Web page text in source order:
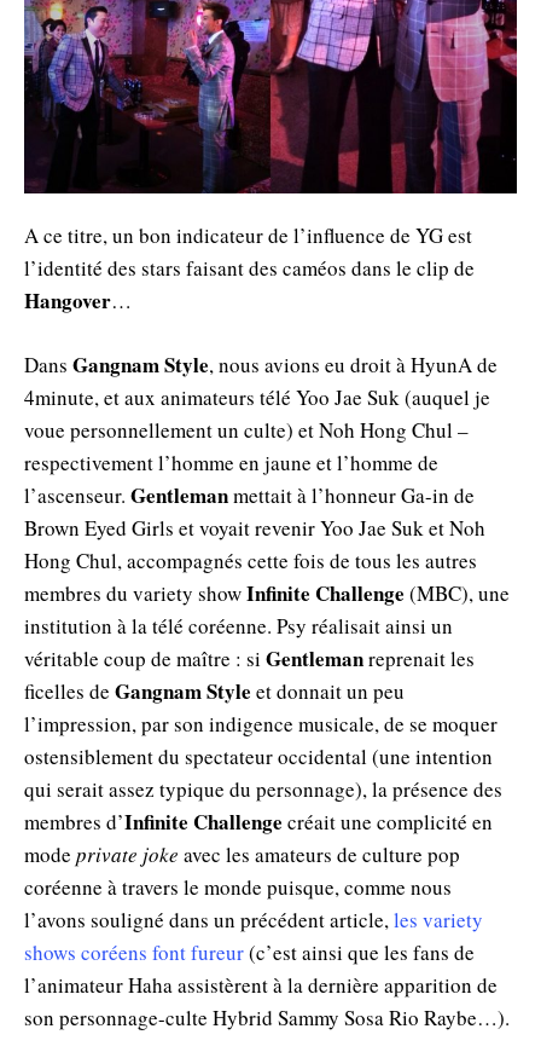
A ce titre, un bon indicateur de l’influence de YG est
l’identité des stars faisant des caméos dans le clip de
Hangover…
Dans Gangnam Style, nous avions eu droit à HyunA de
4minute, et aux animateurs télé Yoo Jae Suk (auquel je
voue personnellement un culte) et Noh Hong Chul –
respectivement l’homme en jaune et l’homme de
l’ascenseur. Gentlemanmettait à l’honneur Ga-in de
Brown Eyed Girls et voyait revenir Yoo Jae Suk et Noh
Hong Chul, accompagnés cette fois de tous les autres
membres du variety showInfinite Challenge (MBC), une
institution à la télé coréenne. Psy réalisait ainsi un
véritable coup de maître : si Gentlemanreprenait les
ficelles de Gangnam Style et donnait un peu
l’impression, par son indigence musicale, de se moquer
ostensiblement du spectateur occidental (une intention
qui serait assez typique du personnage), la présence des
membres d’Infinite Challenge créait une complicité en
mode private joke avec les amateurs de culture pop
coréenne à travers le monde puisque, comme nous
l’avons souligné dans un précédent article,les variety
shows coréens font fureur(c’est ainsi que les fans de
l’animateur Haha assistèrent à la dernière apparition de
son personnage-culte Hybrid Sammy Sosa Rio Raybe…).